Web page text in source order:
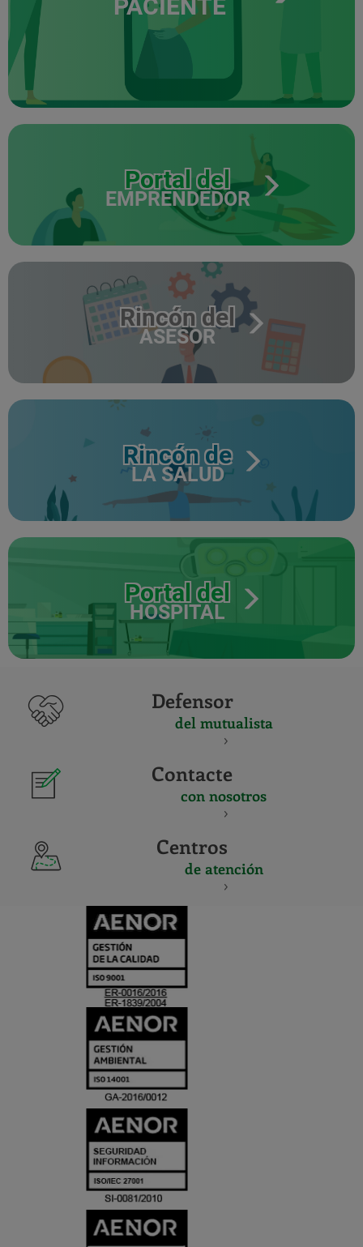
PACIENTE
Portal del
EMPRENDEDOR
Rincón del
ASESOR
Rincón de
LA SALUD
Portal del
HOSPITAL
Defensor
del mutualista
Contacte
con nosotros
Centros
de atención